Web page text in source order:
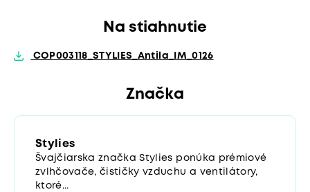
Na stiahnutie
COP003118_STYLIES_Antila_IM_0126
Značka
Stylies
Švajčiarska značka Stylies ponúka prémiové
zvlhčovače, čističky vzduchu a ventilátory,
ktoré...